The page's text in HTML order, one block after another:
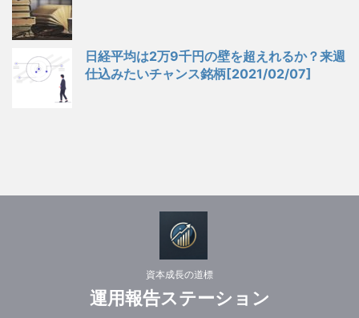
日経平均は2万9千円の壁を超えれるか？来週
仕込みたいチャンス銘柄[2021/02/07]
資本成長の道標
運用報告ステーション